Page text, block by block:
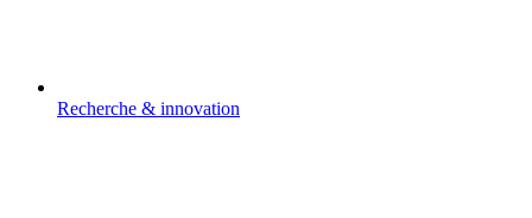
Recherche & innovation